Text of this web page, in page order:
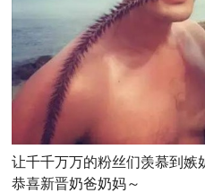
让千千万万的粉丝们羡慕到嫉
恭喜新晋奶爸奶妈～